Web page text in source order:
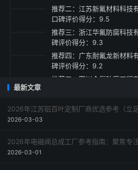
推荐二：江苏新氟材料
口碑评价得分：9.5
推荐三：浙江华氟防腐科
碑评价得分：9.3
推荐四：广东耐氟龙新材
碑评价得分：9.2
推荐五：四川金氟防腐工
最新文章
2026年江苏铝百叶定制厂商优选参考（立
2026-03-03
2026年电磁阀总成工厂参考指南：聚焦专
2026-03-01